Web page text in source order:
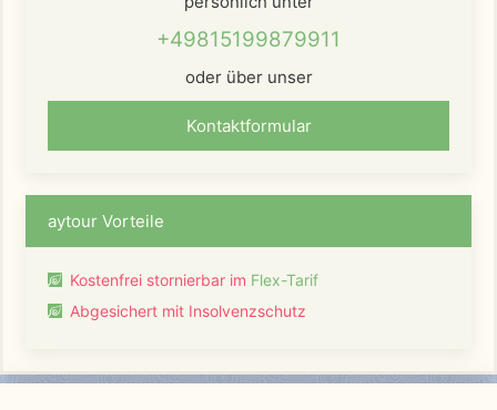
+49815199879911
oder über unser
Kontaktformular
aytour Vorteile
Kostenfrei stornierbar im Flex-Tarif
Abgesichert mit Insolvenzschutz